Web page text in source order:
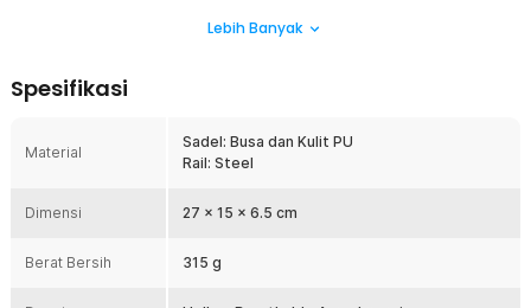
membantu meredam tekanan saat berkendara di jalan
duduk yang lebih nyaman sekaligus tahan terhadap penggunaan
harian. Dengan desain ergonomis, Anda dapat bersepeda lebih
Desain Hollow Breathable
sirkulasi udara tetap lancar selama digunakan. Fitur breathable ini
sangat membantu mengurangi rasa gerah saat gowes jarak jauh
Lebih Banyak
Spesifikasi
Material
Sadel: Busa dan Kulit PU
Rail: Steel
Dimensi 27 x 15 x 6.5 cm
Berat Bersih 315 g